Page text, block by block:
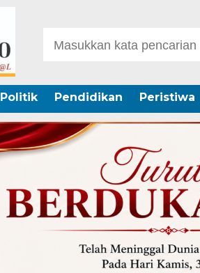
Politik Pendidikan Peristiwa